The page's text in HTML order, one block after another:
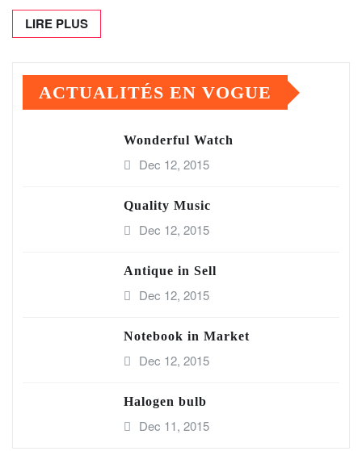
LIRE PLUS
ACTUALITÉS EN VOGUE
Wonderful Watch
Dec 12, 2015
Quality Music
Dec 12, 2015
Antique in Sell
Dec 12, 2015
Notebook in Market
Dec 12, 2015
Halogen bulb
Dec 11, 2015